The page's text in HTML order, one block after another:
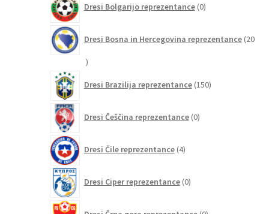
Dresi Bolgarijo reprezentance 0izdelkov
Dresi Bosna in Hercegovina reprezentance 20
20
Dresi Brazilija reprezentance 150izdelkov
Dresi Češčina reprezentance 0izdelkov
Dresi Čile reprezentance 4izdelki
Dresi Ciper reprezentance 0izdelkov